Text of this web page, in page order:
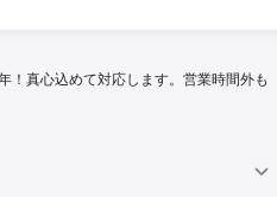
！真心込めて対応します。営業時間外も